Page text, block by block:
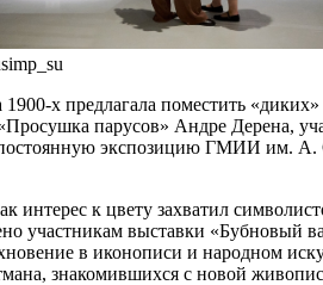
х предлагала поместить
парусов» Андре Дерена,
экспозицию ГМИИ им. А.
интерес к цвету захватил
участникам выставки
в иконописи и народном
знакомившихся с новой